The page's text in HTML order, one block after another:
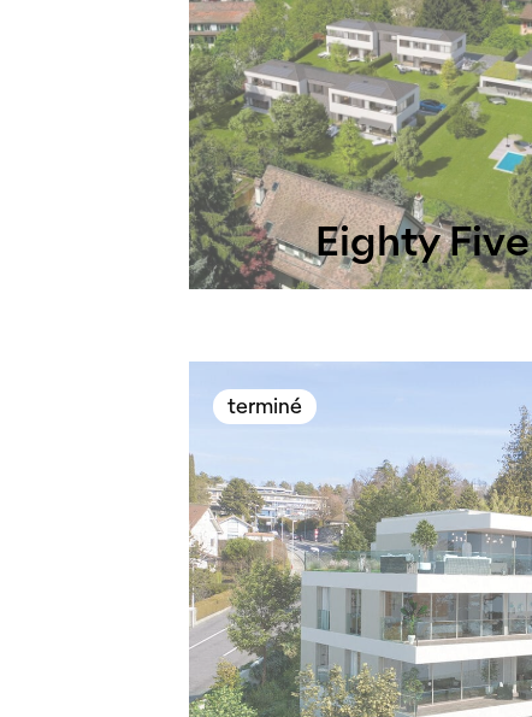
Eighty Five
terminé